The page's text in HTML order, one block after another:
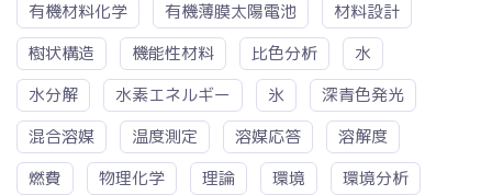
有機材料化学
有機薄膜太陽電池
材料設計
樹状構造
機能性材料 比色分析
水
水分解
水素エネルギー 氷
深青色発光
混合溶媒
温度測定 溶媒応答
溶解度
燃費
物理化学 理論 環境
環境分析